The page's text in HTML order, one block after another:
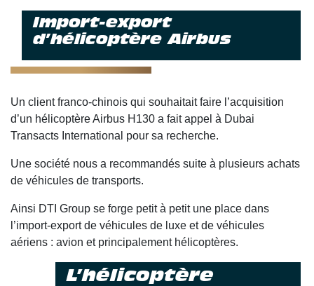
Import-export
d’hélicoptère Airbus
Un client franco-chinois qui souhaitait faire l’acquisition
d’un hélicoptère Airbus H130 a fait appel à Dubai
Transacts International pour sa recherche.
Une société nous a recommandés suite à plusieurs achats
de véhicules de transports.
Ainsi DTI Group se forge petit à petit une place dans
l’import-export de véhicules de luxe et de véhicules
aériens : avion et principalement hélicoptères.
L’hélicoptère